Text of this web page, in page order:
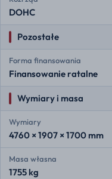
DOHC
Pozostałe
Forma finansowania
Finansowanie ratalne
Wymiary i masa
Wymiary
4760 × 1907 × 1700 mm
Masa własna
1755 kg